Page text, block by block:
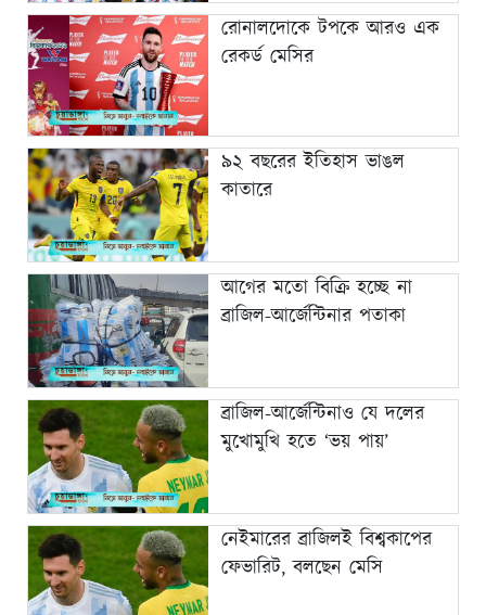
রোনালদোকে টপকে আরও এক
রেকর্ড মেসির
৯২ বছরের ইতিহাস ভাঙল
কাতারে
আগের মতো বিক্রি হচ্ছে না
ব্রাজিল-আর্জেন্টিনার পতাকা
ব্রাজিল-আর্জেন্টিনাও যে দলের
মুখোমুখি হতে ‘ভয় পায়’
নেইমারের ব্রাজিলই বিশ্বকাপের
ফেভারিট, বলছেন মেসি